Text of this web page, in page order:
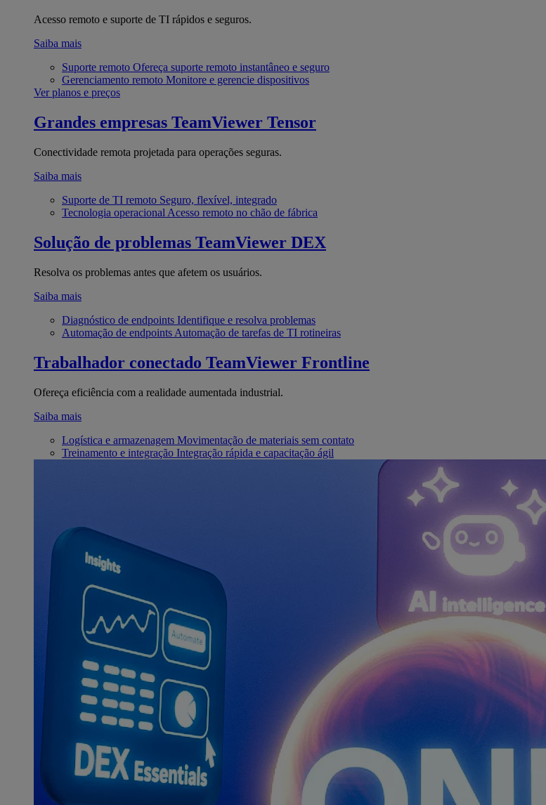
Acesso remoto e suporte de TI rápidos e seguros.
Saiba mais
Suporte remoto Ofereça suporte remoto instantâneo e seguro
Gerenciamento remoto Monitore e gerencie dispositivos
Ver planos e preços
Grandes empresas TeamViewer Tensor
Conectividade remota projetada para operações seguras.
Saiba mais
Suporte de TI remoto Seguro, flexível, integrado
Tecnologia operacional Acesso remoto no chão de fábrica
Solução de problemas TeamViewer DEX
Resolva os problemas antes que afetem os usuários.
Saiba mais
Diagnóstico de endpoints Identifique e resolva problemas
Automação de endpoints Automação de tarefas de TI rotineiras
Trabalhador conectado TeamViewer Frontline
Ofereça eficiência com a realidade aumentada industrial.
Saiba mais
Logística e armazenagem Movimentação de materiais sem contato
Treinamento e integração Integração rápida e capacitação ágil